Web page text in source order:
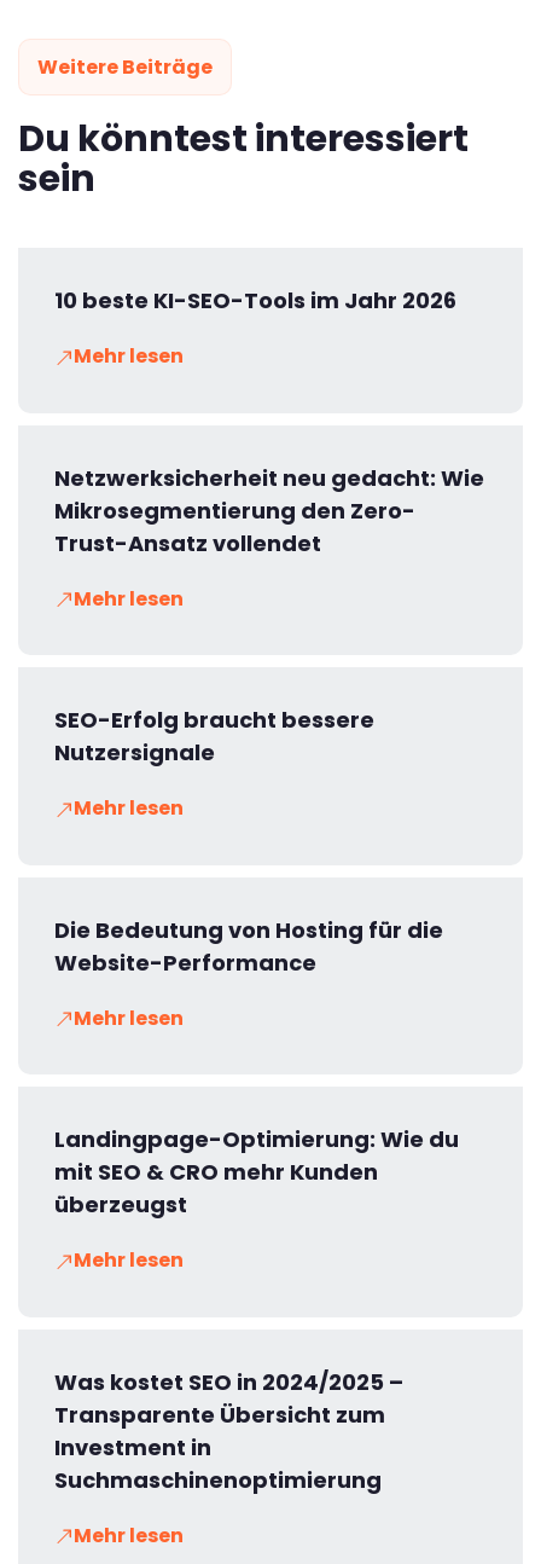
Weitere Beiträge
Du könntest interessiert
sein
10 beste KI-SEO-Tools im Jahr 2026
Mehr lesen
Netzwerksicherheit neu gedacht: Wie
Mikrosegmentierung den Zero-
Trust-Ansatz vollendet
Mehr lesen
SEO-Erfolg braucht bessere
Nutzersignale
Mehr lesen
Die Bedeutung von Hosting für die
Website-Performance
Mehr lesen
Landingpage-Optimierung: Wie du
mit SEO & CRO mehr Kunden
überzeugst
Mehr lesen
Was kostet SEO in 2024/2025 –
Transparente Übersicht zum
Investment in
Suchmaschinenoptimierung
Mehr lesen